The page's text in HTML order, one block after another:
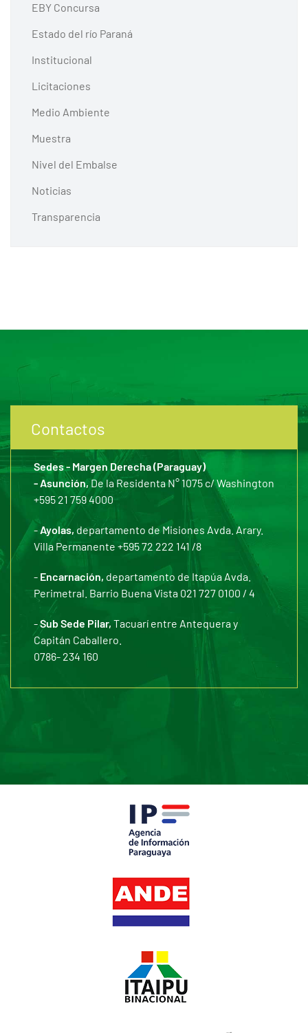
EBY Concursa
Estado del río Paraná
Institucional
Licitaciones
Medio Ambiente
Muestra
Nivel del Embalse
Noticias
Transparencia
Contactos
Sedes - Margen Derecha (Paraguay)
- Asunción,De la Residenta N° 1075 c/ Washington
+595 21 759 4000
-Ayolas, departamento de Misiones Avda. Arary.
Villa Permanente +595 72 222 141 /8
- Encarnación, departamento de Itapúa Avda.
Perimetral. Barrio Buena Vista 021 727 0100 / 4
-Sub Sede Pilar, Tacuarí entre Antequera y
Capitán Caballero.
0786- 234 160